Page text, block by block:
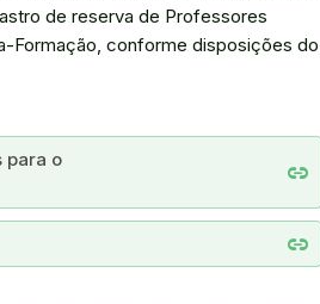
de reserva de Professores
Formação, conforme disposições do
link
para o
link